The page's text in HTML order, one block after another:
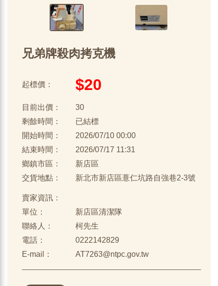
兄弟牌殺肉拷克機
起標價： $20
目前出價：
30
剩餘時間：
已結標
開始時間：
2026/07/10 00:00
結束時間：
2026/07/17 11:31
鄉鎮市區：
新店區
交貨地點：
新北市新店區薏仁坑路自強巷2-3號
賣家資訊：
單位：
新店區清潔隊
聯絡人：
柯先生
電話：
0222142829
E-mail：
AT7263@ntpc.gov.tw